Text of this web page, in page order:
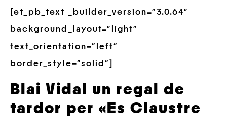
[et_pb_text _builder_version=”3.0.64″
background_layout=”light”
text_orientation=”left”
border_style=”solid”]
Blai Vidal un regal de
tardor per «Es Claustre